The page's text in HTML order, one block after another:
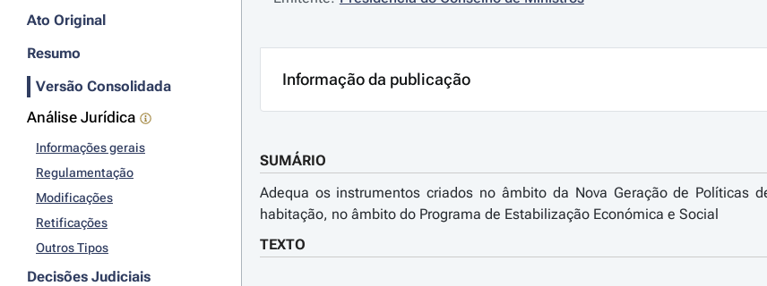
Ato Original
Resumo
Versão Consolidada
Análise Jurídica
Informações gerais
Regulamentação
Modificações
Retificações
Outros Tipos
Decisões Judiciais
Informação da publicação
SUMÁRIO
Adequa os instrumentos criados no âmbito da Nova Geração de
habitação, no âmbito do Programa de Estabilização Económica e Social
TEXTO